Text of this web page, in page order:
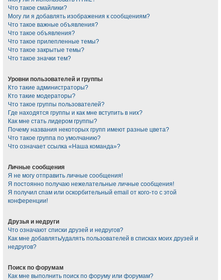
Что такое смайлики?
Могу ли я добавлять изображения к сообщениям?
Что такое важные объявления?
Что такое объявления?
Что такое прилепленные темы?
Что такое закрытые темы?
Что такое значки тем?
Уровни пользователей и группы
Кто такие администраторы?
Кто такие модераторы?
Что такое группы пользователей?
Где находятся группы и как мне вступить в них?
Как мне стать лидером группы?
Почему названия некоторых групп имеют разные цвета?
Что такое группа по умолчанию?
Что означает ссылка «Наша команда»?
Личные сообщения
Я не могу отправить личные сообщения!
Я постоянно получаю нежелательные личные сообщения!
Я получил спам или оскорбительный email от кого-то с этой
конференции!
Друзья и недруги
Что означают списки друзей и недругов?
Как мне добавлять/удалять пользователей в списках моих друзей и
недругов?
Поиск по форумам
Как мне выполнить поиск по форуму или форумам?